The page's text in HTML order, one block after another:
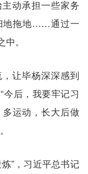
动承担一些家务
地拖地……通过一
。
让毕杨深深感到
今后，我要牢记习
运动，长大后做
”，习近平总书记